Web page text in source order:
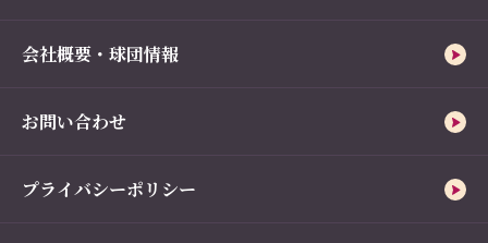
会社概要・球団情報
お問い合わせ
プライバシーポリシー